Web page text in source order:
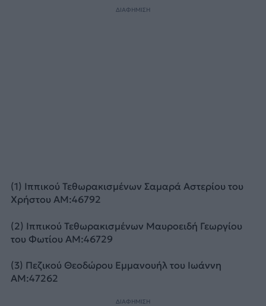
ΔΙΑΦΗΜΙΣΗ
(1) Ιππικού Τεθωρακισμένων Σαμαρά Αστερίου του
Χρήστου ΑΜ:46792
(2) Ιππικού Τεθωρακισμένων Μαυροειδή Γεωργίου
του Φωτίου ΑΜ:46729
(3) Πεζικού Θεοδώρου Εμμανουήλ του Ιωάννη
ΑΜ:47262
ΔΙΑΦΗΜΙΣΗ